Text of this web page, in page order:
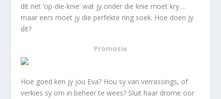
dit net ‘op-die-knie’ wat jy onder die knie moet kry …
maar eers moet jy die perfekte ring soek. Hoe doen jy
dit?
Promosie
Hoe goed ken jy jou Eva? Hou sy van verrassings, of
verkies sy om in beheer te wees? Sluit haar drome oor